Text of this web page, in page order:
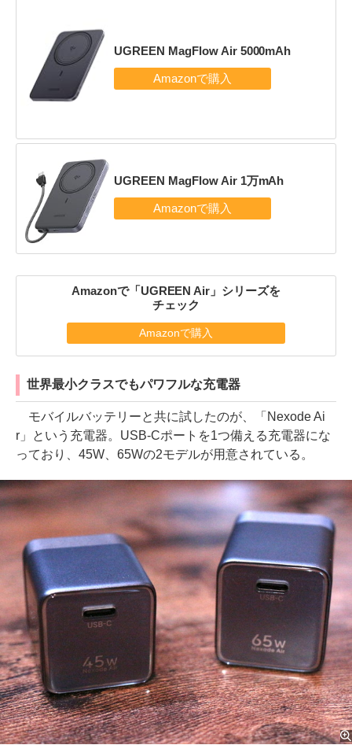
UGREEN MagFlow Air 5000mAh
UGREEN MagFlow Air 1万mAh
Amazonで「UGREEN Air」シリーズを
チェック
Amazonで購入
世界最小クラスでもパワフルな充電器
モバイルバッテリーと共に試したのが、「Nexode Ai
r」という充電器。USB-Cポートを1つ備える充電器にな
っており、45W、65Wの2モデルが用意されている。